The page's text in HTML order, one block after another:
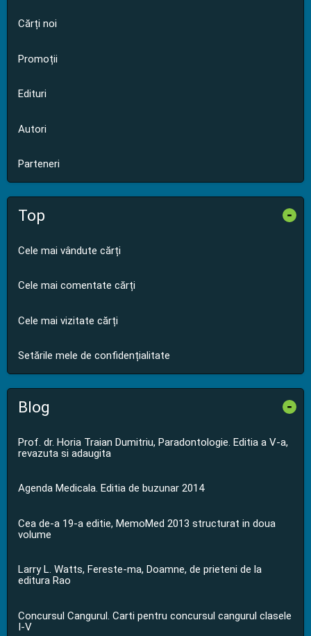
Cărți noi
Promoții
Edituri
Autori
Parteneri
Top -
Cele mai vândute cărți
Cele mai comentate cărți
Cele mai vizitate cărți
Setările mele de confidențialitate
Blog -
Prof. dr. Horia Traian Dumitriu, Paradontologie. Editia a V-a,
revazuta si adaugita
Agenda Medicala. Editia de buzunar 2014
Cea de-a 19-a editie, MemoMed 2013 structurat in doua
volume
Larry L. Watts, Fereste-ma, Doamne, de prieteni de la
editura Rao
Concursul Cangurul. Carti pentru concursul cangurul clasele
I-V